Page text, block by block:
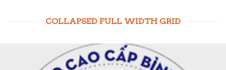
COLLAPSED FULL WIDTH GRID